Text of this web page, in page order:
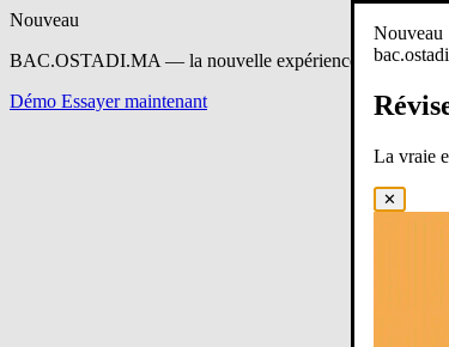
Nouveau
BAC.OSTADI.MA — la nouvelle expérience
Démo Essayer maintenant
Nouveau
La vraie
✕